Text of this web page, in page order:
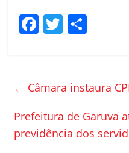
F
e
o
o
T
er p
til
h
← Câmara instaura
Prefeitura de Garuva
previdência dos